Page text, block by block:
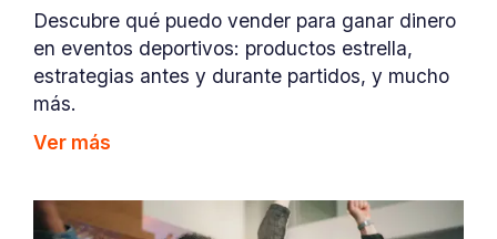
Descubre qué puedo vender para ganar dinero
en eventos deportivos: productos estrella,
estrategias antes y durante partidos, y mucho
más.
Ver más